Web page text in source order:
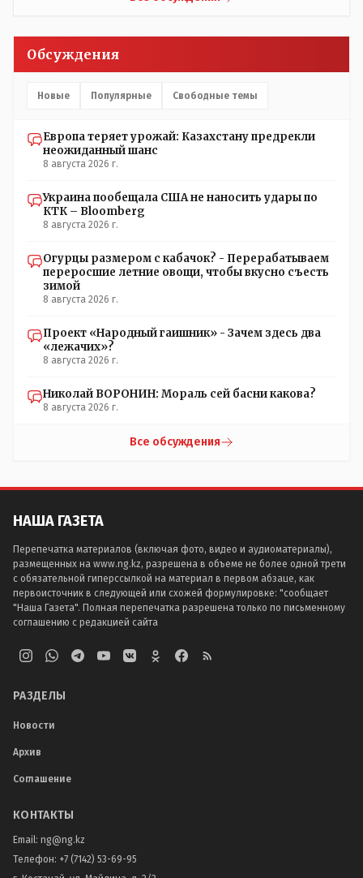
Обсуждения
Новые Популярные Свободные темы
Европа теряет урожай: Казахстану предрекли
неожиданный шанс
8 августа 2026 г.
Украина пообещала США не наносить удары по
КТК – Bloomberg
8 августа 2026 г.
Огурцы размером с кабачок? - Перерабатываем
переросшие летние овощи, чтобы вкусно съесть
зимой
8 августа 2026 г.
Проект «Народный гаишник» - Зачем здесь два
«лежачих»?
8 августа 2026 г.
Николай ВОРОНИН: Мораль сей басни какова?
8 августа 2026 г.
Все обсуждения
НАША ГАЗЕТА
Перепечатка материалов (включая фото, видео и аудиоматериалы),
размещенных на www.ng.kz, разрешена в объеме не более одной трети
с обязательной гиперссылкой на материал в первом абзаце, как
первоисточник в следующей или схожей формулировке: "сообщает
"Наша Газета". Полная перепечатка разрешена только по письменному
соглашению с редакцией сайта
РАЗДЕЛЫ
Новости
Архив
Соглашение
КОНТАКТЫ
Email: ng@ng.kz
Телефон: +7 (7142) 53-69-95